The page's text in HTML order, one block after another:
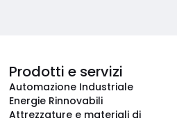
Prodotti e servizi
Automazione Industriale
Energie Rinnovabili
Attrezzature e materiali di